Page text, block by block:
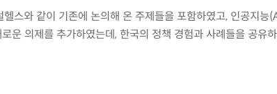
스와 같이 기존에 논의해 온 주제들을 포함하였고, 인공지능
운 의제를 추가하였는데, 한국의 정책 경험과 사례들을 공유